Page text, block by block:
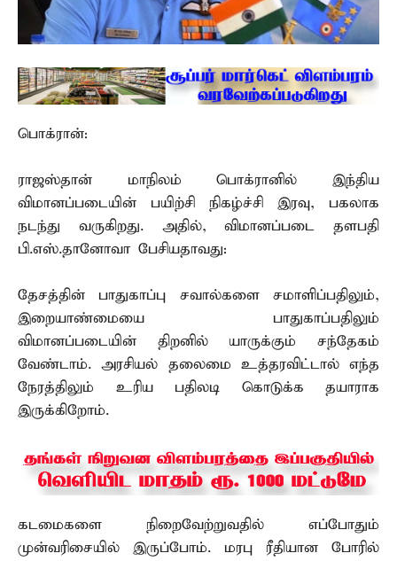
பொக்ரான்:
ராஜஸ்தான் மாநிலம் பொக்ரானில் இந்திய
விமானப்படையின் பயிற்சி நிகழ்ச்சி இரவு, பகலாக
நடந்து வருகிறது. அதில், விமானப்படை தளபதி
பி.எஸ்.தானோவா பேசியதாவது:
தேசத்தின் பாதுகாப்பு சவால்களை சமாளிப்பதிலும்,
இறையாண்மையை பாதுகாப்பதிலும்
விமானப்படையின் திறனில் யாருக்கும் சந்தேகம்
வேண்டாம். அரசியல் தலைமை உத்தரவிட்டால் எந்த
நேரத்திலும் உரிய பதிலடி கொடுக்க தயாராக
இருக்கிறோம்.
கடமைகளை நிறைவேற்றுவதில் எப்போதும்
முன்வரிசையில் இருப்போம். மரபு ரீதியான போரில்